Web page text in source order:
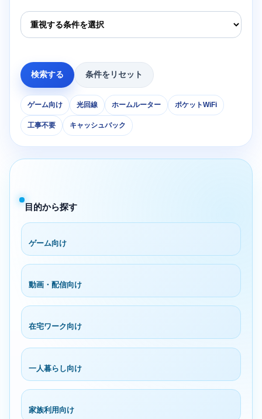
検索する 条件をリセット
ゲーム向け 光回線 ホームルーター ポケットWiFi
工事不要 キャッシュバック
目的から探す
ゲーム向け
動画・配信向け
在宅ワーク向け
一人暮らし向け
家族利用向け